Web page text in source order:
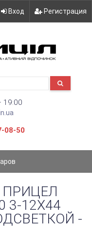
Вход Регистрация
19:00
08-50
3-12X44
-